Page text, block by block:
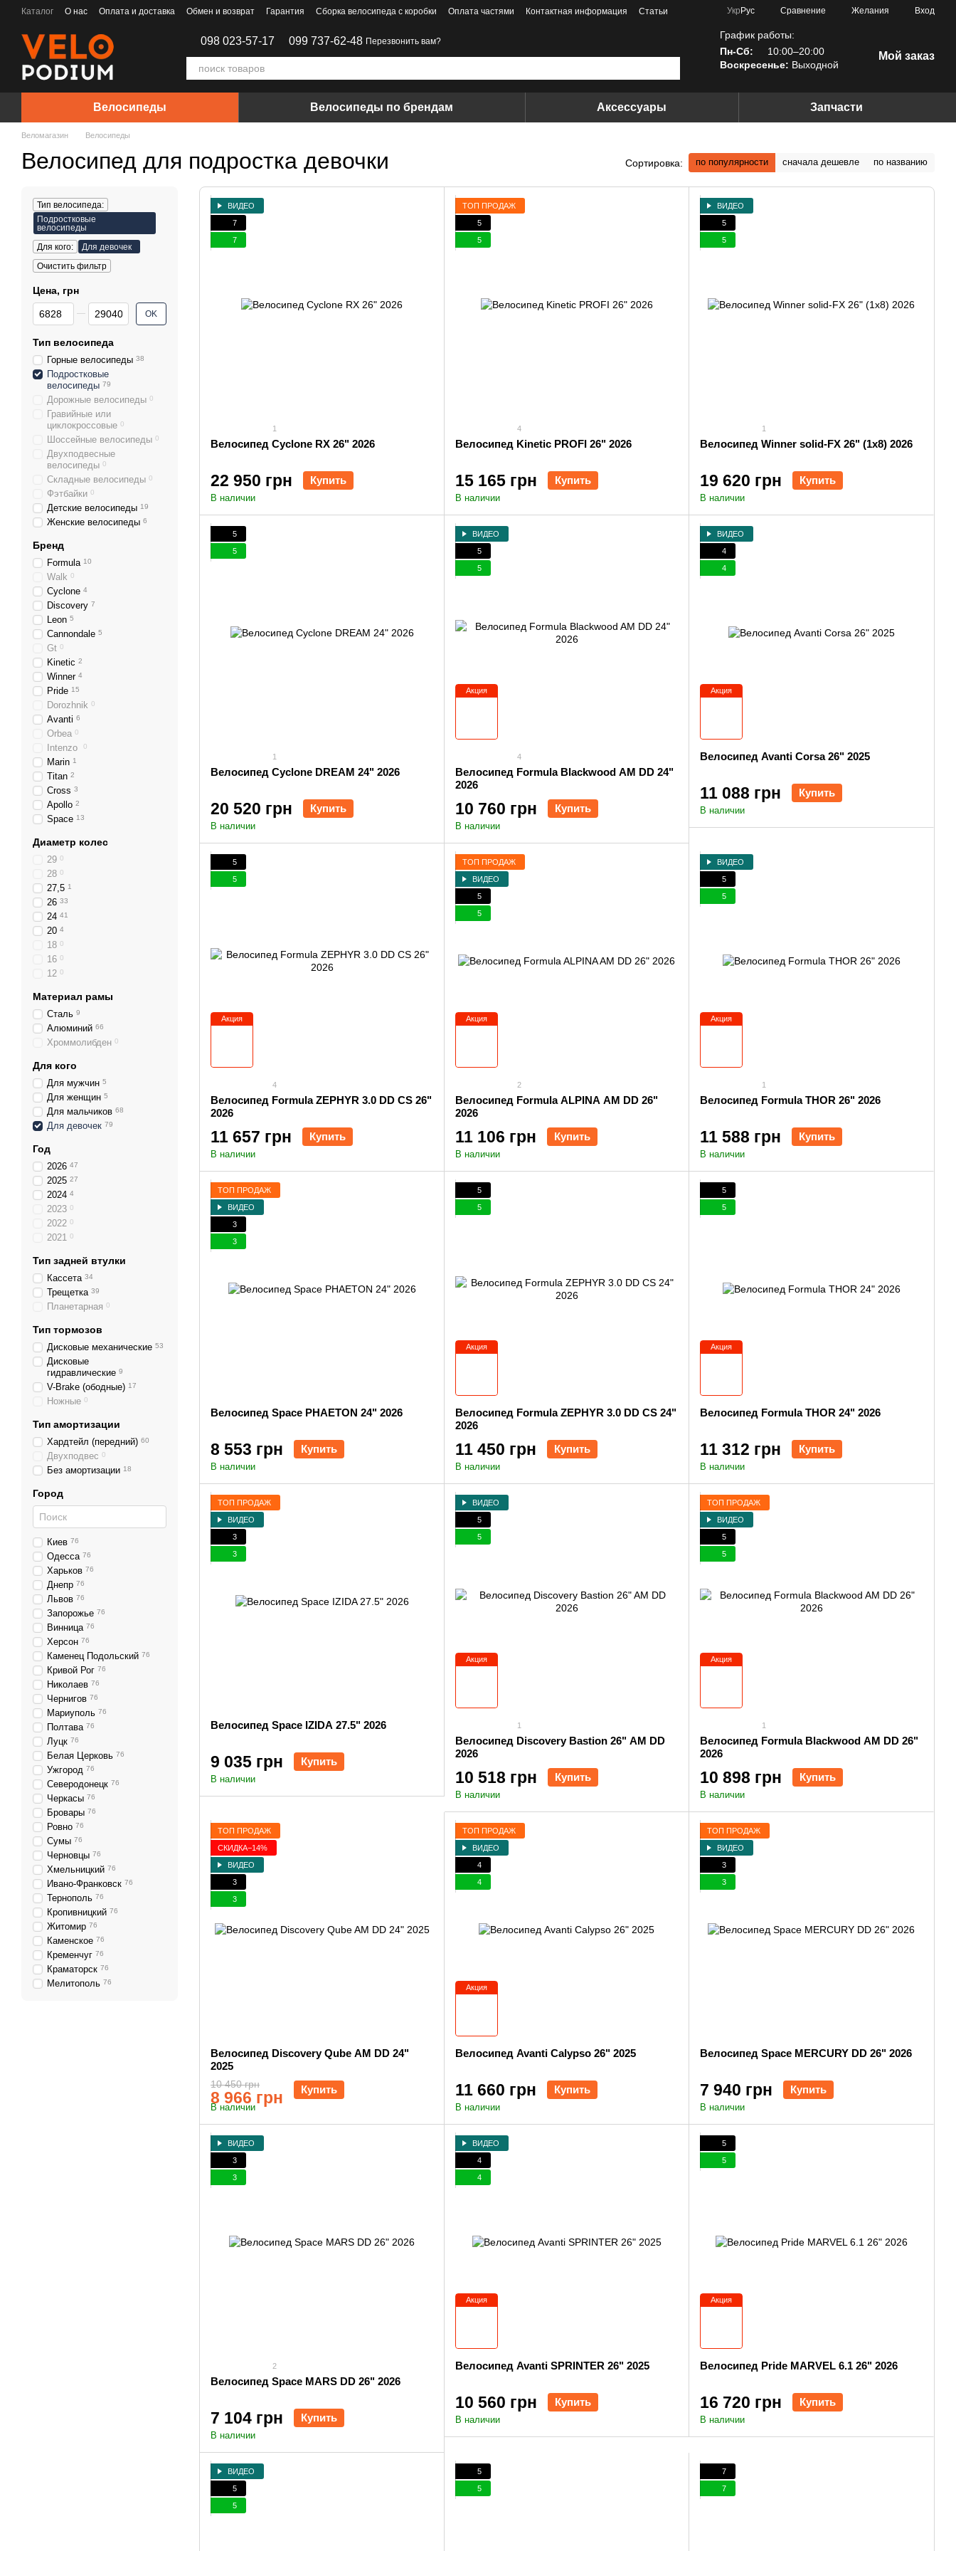
Перейти к основному контенту
Каталог О нас Оплата и доставка Обмен и возврат Гарантия Сборка велосипеда с коробки Оплата частями Контактная информация
Статьи
Укр Рус Сравнение Желания Вход
098 023-57-17 099 737-62-48 Перезвонить вам?
График работы:
Пн-Сб:
10:00–20:00
Воскресенье: Выходной
Мой заказ
Велосипеды Велосипеды по брендам Аксессуары Запчасти
Веломагазин Велосипеды
Велосипед для подростка девочки Сортировка: по популярности сначала дешевле по названию
ВИДЕО
7
7
1
Велосипед Cyclone RX 26" 2026
22 950 грн Купить
В наличии
ТОП ПРОДАЖ
5
5
4
Велосипед Kinetic PROFI 26" 2026
15 165 грн Купить
В наличии
ВИДЕО
5
5
1
Велосипед Winner solid-FX 26" (1x8) 2026
19 620 грн Купить
В наличии
5
5
1
Велосипед Cyclone DREAM 24" 2026
20 520 грн Купить
В наличии
Акция
ВИДЕО
5
5
4
Велосипед Formula Blackwood AM DD 24"
2026
10 760 грн Купить
В наличии
Акция
ВИДЕО
4
4
Велосипед Avanti Corsa 26" 2025
11 088 грн Купить
В наличии
Акция
5
5
4
Велосипед Formula ZEPHYR 3.0 DD CS 26"
2026
11 657 грн Купить
В наличии
Акция
ТОП ПРОДАЖ
ВИДЕО
5
5
2
Велосипед Formula ALPINA AM DD 26"
2026
11 106 грн Купить
В наличии
Акция
ВИДЕО
5
5
1
Велосипед Formula THOR 26" 2026
11 588 грн Купить
В наличии
ТОП ПРОДАЖ
ВИДЕО
3
3
Велосипед Space PHAETON 24" 2026
8 553 грн Купить
В наличии
Акция
5
5
Велосипед Formula ZEPHYR 3.0 DD CS 24"
2026
11 450 грн Купить
В наличии
Акция
5
5
Велосипед Formula THOR 24" 2026
11 312 грн Купить
В наличии
ТОП ПРОДАЖ
ВИДЕО
3
3
Велосипед Space IZIDA 27.5" 2026
9 035 грн Купить
В наличии
Акция
ВИДЕО
5
5
1
Велосипед Discovery Bastion 26" AM DD
2026
10 518 грн Купить
В наличии
Акция
ТОП ПРОДАЖ
ВИДЕО
5
5
1
Велосипед Formula Blackwood AM DD 26"
2026
10 898 грн Купить
В наличии
ТОП ПРОДАЖ
СКИДКА−14%
ВИДЕО
3
3
Велосипед Discovery Qube AM DD 24"
2025
10 450 грн
8 966 грн Купить
В наличии
Акция
ТОП ПРОДАЖ
ВИДЕО
4
4
Велосипед Avanti Calypso 26" 2025
11 660 грн Купить
В наличии
ТОП ПРОДАЖ
ВИДЕО
3
3
Велосипед Space MERCURY DD 26" 2026
7 940 грн Купить
В наличии
ВИДЕО
3
3
2
Велосипед Space MARS DD 26" 2026
7 104 грн Купить
В наличии
Акция
ВИДЕО
4
4
Велосипед Avanti SPRINTER 26" 2025
10 560 грн Купить
В наличии
Акция
5
5
Велосипед Pride MARVEL 6.1 26" 2026
16 720 грн Купить
В наличии
ВИДЕО
5
5
5
5
7
7
Тип велосипеда:
Подростковые
велосипеды
Для кого:
Для девочек
Очистить фильтр
Цена, грн
От Цена, грн
До Цена, грн OK
Тип велосипеда
Горные велосипеды 38
Подростковые
велосипеды 79
Дорожные велосипеды 0
Гравийные или
циклокроссовые 0
Шоссейные велосипеды 0
Двухподвесные
велосипеды 0
Складные велосипеды 0
Фэтбайки 0
Детские велосипеды 19
Женские велосипеды 6
Бренд
Formula 10
Walk 0
Cyclone 4
Discovery 7
Leon 5
Cannondale 5
Gt 0
Kinetic 2
Winner 4
Pride 15
Dorozhnik 0
Avanti 6
Orbea 0
Intenzo 0
Marin 1
Titan 2
Cross 3
Apollo 2
Space 13
Диаметр колес
29 0
28 0
27,5 1
26 33
24 41
20 4
18 0
16 0
12 0
Материал рамы
Сталь 9
Алюминий 66
Хроммолибден 0
Для кого
Для мужчин 5
Для женщин 5
Для мальчиков 68
Для девочек 79
Год
2026 47
2025 27
2024 4
2023 0
2022 0
2021 0
Тип задней втулки
Кассета 34
Трещетка 39
Планетарная 0
Тип тормозов
Дисковые механические 53
Дисковые
гидравлические 9
V-Brake (ободные) 17
Ножные 0
Тип амортизации
Хардтейл (передний) 60
Двухподвес 0
Без амортизации 18
Город
Киев 76
Одесса 76
Харьков 76
Днепр 76
Львов 76
Запорожье 76
Винница 76
Херсон 76
Каменец Подольский 76
Кривой Рог 76
Николаев 76
Чернигов 76
Мариуполь 76
Полтава 76
Луцк 76
Белая Церковь 76
Ужгород 76
Северодонецк 76
Черкасы 76
Бровары 76
Ровно 76
Сумы 76
Черновцы 76
Хмельницкий 76
Ивано-Франковск 76
Тернополь 76
Кропивницкий 76
Житомир 76
Каменское 76
Кременчуг 76
Краматорск 76
Мелитополь 76